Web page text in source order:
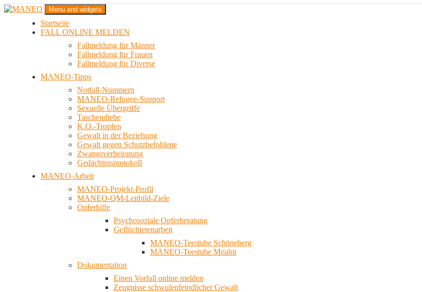
Zum
MANEO
Das schwule Anti-Gewalt-Projekt in Berlin
Menu and widgets
Startseite
FALL ONLINE MELDEN
Fallmeldung für Männer
Fallmeldung für Frauen
Fallmeldung für Diverse
MANEO-Tipps
Notfall-Nummern
MANEO-Refugee-Support
Sexuelle Übergriffe
Taschendiebe
K.O.-Tropfen
Gewalt in der Beziehung
Gewalt gegen Schutzbefohlene
Zwangsverheiratung
Gedächtnisprotokoll
MANEO-Arbeit
MANEO-Projekt-Profil
MANEO-QM-Leitbild-Ziele
Opferhilfe
Psychosoziale Opferberatung
Geflüchtetenarbeit
MANEO-Teestube Schöneberg
MANEO-Teestube Moabit
Dokumentation
Einen Vorfall online melden
Zeugnisse schwulenfeindlicher Gewalt